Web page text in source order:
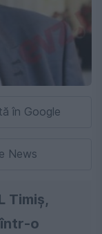
în Google
News
Timiş,
într-o